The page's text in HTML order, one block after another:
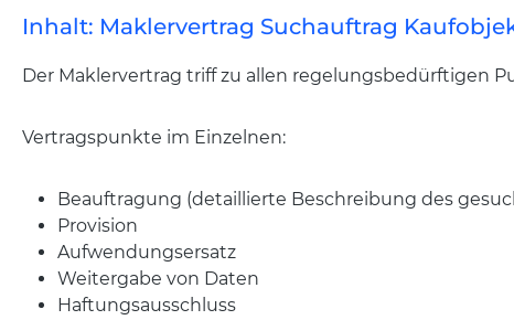
Inhalt: Maklervertrag Suchauftrag
Der Maklervertrag triff zu allen regelungsbedürftigen
Vertragspunkte im Einzelnen:
Beauftragung (detaillierte Beschreibung des
Provision
Aufwendungsersatz
Weitergabe von Daten
Haftungsausschluss